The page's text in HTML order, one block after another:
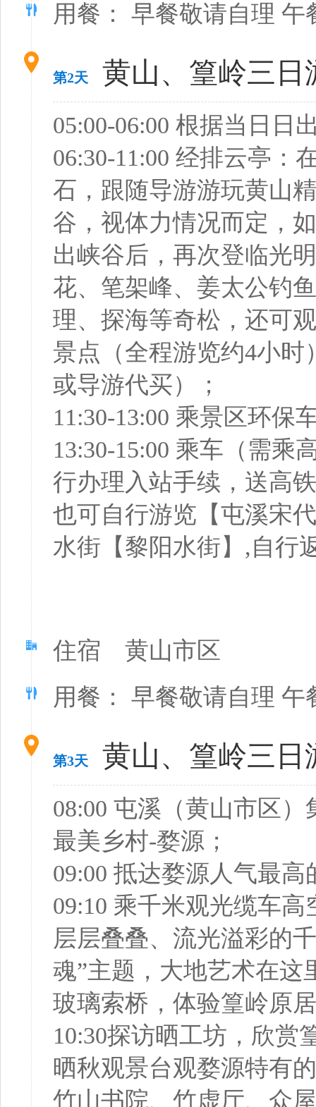
用餐： 早餐敬请自理
第2天 黄山、篁岭三日
05:00-06:00 根据当日日
06:30-11:00 经排云亭：
石，跟随导游游玩黄山
谷，视体力情况而定，
出峡谷后，再次登临光
花、笔架峰、姜太公钓
理、探海等奇松，还可
景点（全程游览约4小时
或导游代买）；
11:30-13:00 乘景区环保
13:30-15:00 乘车（需乘
行办理入站手续，送高
也可自行游览【屯溪宋
水街【黎阳水街】,自行
住宿 黄山市区
用餐： 早餐敬请自理
第3天 黄山、篁岭三日
08:00 屯溪（黄山市区
最美乡村-婺源；
09:00 抵达婺源人气最
09:10 乘千米观光缆车
层层叠叠、流光溢彩的
魂”主题，大地艺术在这
玻璃索桥，体验篁岭原
10:30探访晒工坊，欣赏
晒秋观景台观婺源特有
竹山书院、竹虚厅、众